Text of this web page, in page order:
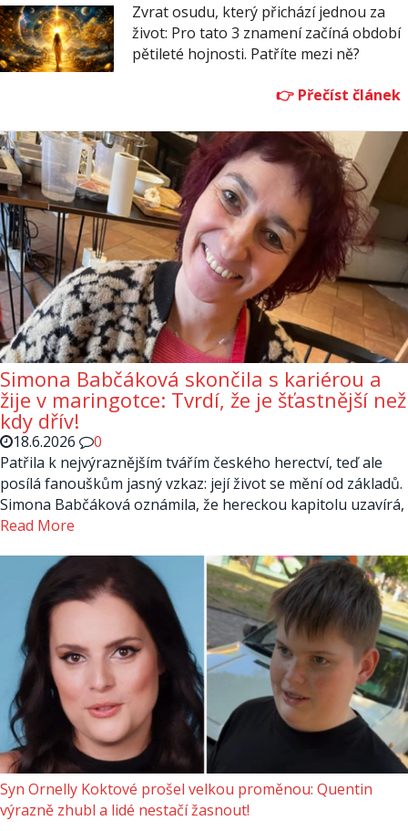
Zvrat osudu, který přichází jednou za
život: Pro tato 3 znamení začíná období
pětileté hojnosti. Patříte mezi ně?
Simona Babčáková skončila s kariérou a
žije v maringotce: Tvrdí, že je šťastnější než
kdy dřív!
18.6.2026
0
Patřila k nejvýraznějším tvářím českého herectví, teď ale
posílá fanouškům jasný vzkaz: její život se mění od základů.
Simona Babčáková oznámila, že hereckou kapitolu uzavírá,
Read More
Syn Ornelly Koktové prošel velkou proměnou: Quentin
výrazně zhubl a lidé nestačí žasnout!